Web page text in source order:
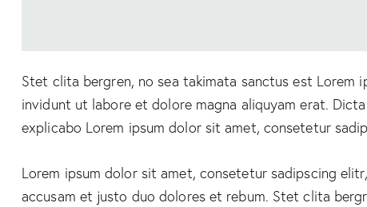
Stet clita bergren, no sea takimata sanctus est
invidunt ut labore et dolore magna aliquyam erat.
explicabo Lorem ipsum dolor sit amet, consetetur
Lorem ipsum dolor sit amet, consetetur sadipscing
accusam et justo duo dolores et rebum. Stet clita